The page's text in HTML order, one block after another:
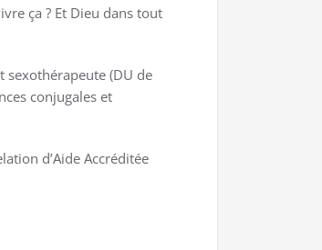
ça ? Et Dieu dans tout
sexothérapeute (DU de
conjugales et
d’Aide Accréditée